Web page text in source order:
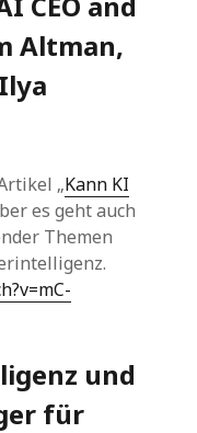
Altman,
„Kann KI
es geht auch
Themen
und
für